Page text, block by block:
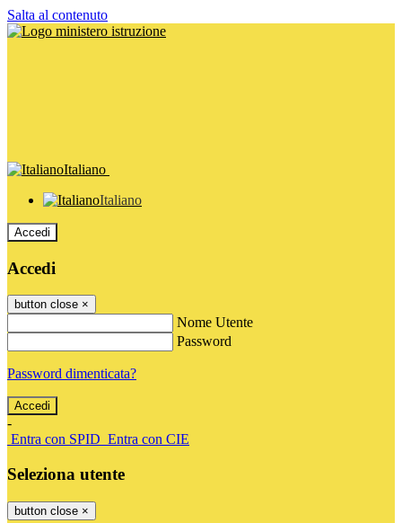
Salta al contenuto
Italiano
Italiano
Accedi
Accedi
button close ×
Nome Utente
Password
Password dimenticata?
-
Entra con SPID Entra con CIE
Seleziona utente
button close ×